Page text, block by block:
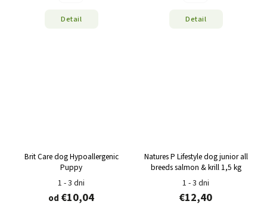
Detail Detail
Brit Care dog Hypoallergenic
Puppy
1 - 3 dni
od €10,04
Natures P Lifestyle dog junior all
breeds salmon & krill 1,5 kg
1 - 3 dni
€12,40